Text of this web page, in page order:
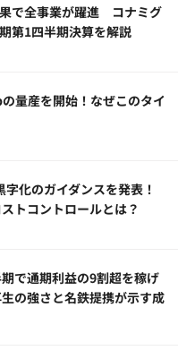
で全事業が躍進 コナミグ
第1四半期決算を解説
量産を開始！なぜこのタイ
化のガイダンスを発表！
トコントロールとは？
で通期利益の9割超を稼げ
の強さと名鉄提携が示す成